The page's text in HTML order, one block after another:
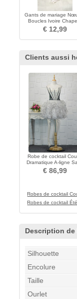
Gants de mariage
Boucles Ivoire
Spandex Longue
€ 12,99
Clients aussi
Robe de cocktail
Dramatique A-ligne
Manches gossamer
€ 86,99
Robes de cocktail
Robes de cocktail Été
Description de
Silhouette
Encolure
Taille
Ourlet